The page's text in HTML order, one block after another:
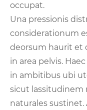
occupat.
Una pressionis
considerationum
deorsum haurit et
in area pelvis.
in ambitibus ubi
sicut
naturales